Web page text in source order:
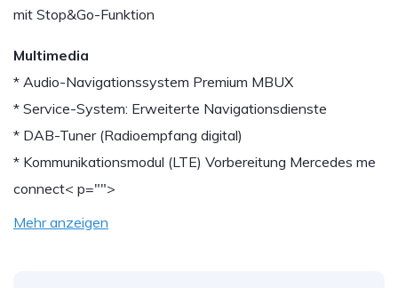
mit Stop&Go-Funktion
Multimedia
* Audio-Navigationssystem Premium MBUX
* Service-System: Erweiterte Navigationsdienste
* DAB-Tuner (Radioempfang digital)
* Kommunikationsmodul (LTE) Vorbereitung Mercedes me
connect< p="">
Mehr anzeigen